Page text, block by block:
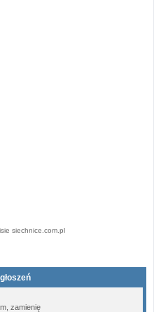
siechnice.com.pl
zamienię